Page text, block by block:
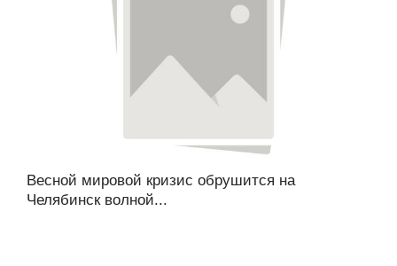
Весной мировой кризис обрушится на
Челябинск волной...